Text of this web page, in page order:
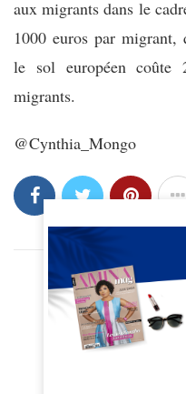
aux migrants dans le
1000 euros par migrant,
le sol européen
migrants.
@Cynthia_Mongo
L'athlète